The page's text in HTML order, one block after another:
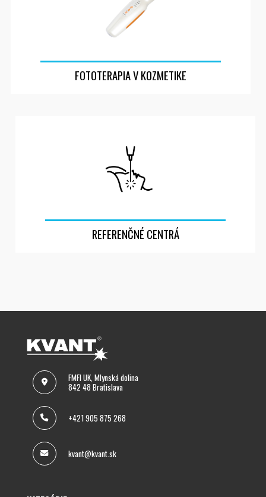
FOTOTERAPIA V KOZMETIKE
REFERENČNÉ CENTRÁ
FMFI UK, Mlynská dolina
842 48 Bratislava
+421 905 875 268
kvant@kvant.sk